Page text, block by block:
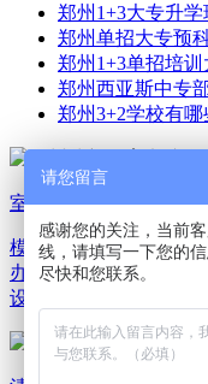
郑州1+3大专升学
郑州单招大专预
郑州1+3单招培
郑州西亚斯中专
郑州3+2学校有
室内家装设计知识平面
模具机械设计知识电脑
办公文秘知识游戏动漫
设计知识
请您留言
感谢您的关注，当前
线，请填写一下您的
尽快和您联系。